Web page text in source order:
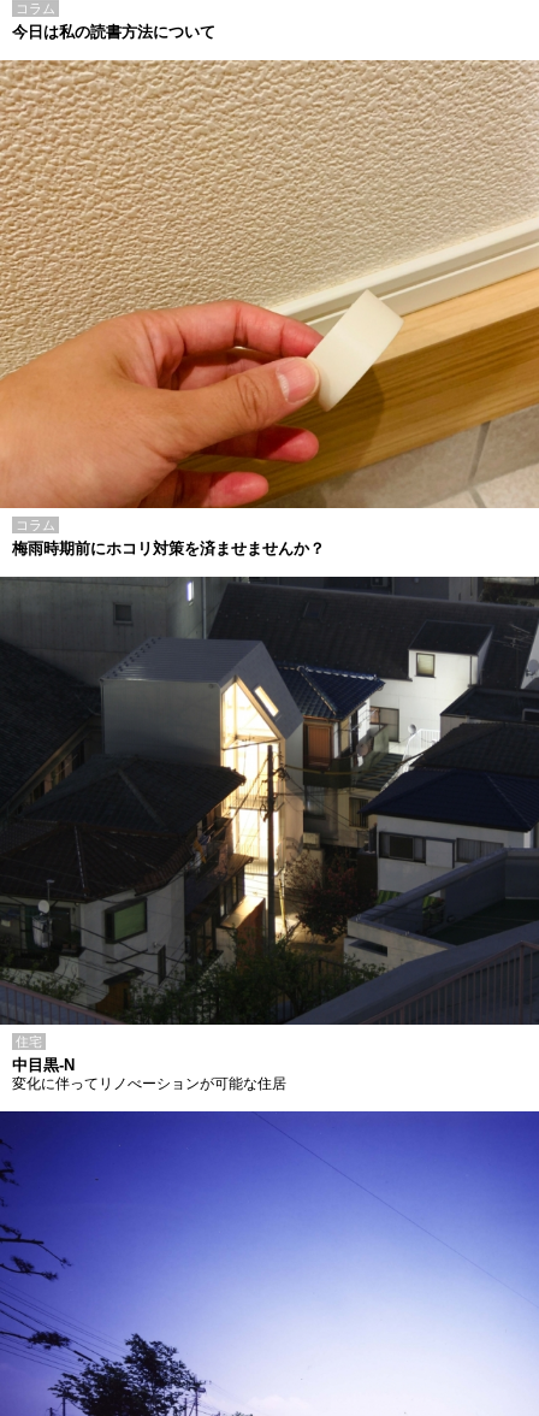
コラム
今日は私の読書方法について
コラム
梅雨時期前にホコリ対策を済ませませんか？
住宅
中目黒-N
変化に伴ってリノべーションが可能な住居